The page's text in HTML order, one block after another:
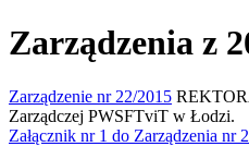
Zarządzenia z
Zarządzenie nr 22/2015
Zarządczej PWSFTviT w Łodzi.
Załącznik nr 1 do Zarządzenia nr